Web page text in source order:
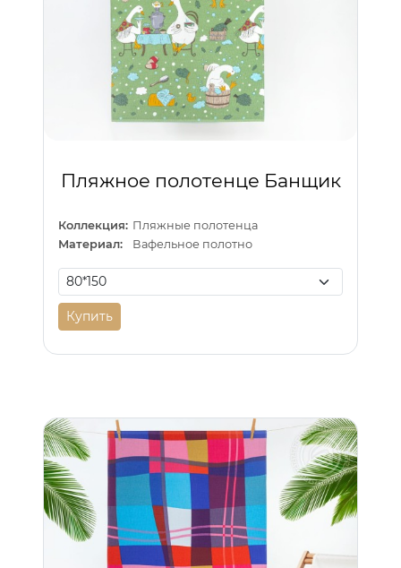
Пляжное полотенце Банщик
Коллекция: Пляжные полотенца
Материал:
Вафельное полотно
Купить